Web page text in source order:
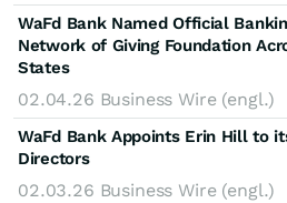
WaFd Bank Named Official
Network of Giving Foundation
States
02.04.26 Business Wire (engl.)
WaFd Bank Appoints Erin Hill to
Directors
02.03.26 Business Wire (engl.)